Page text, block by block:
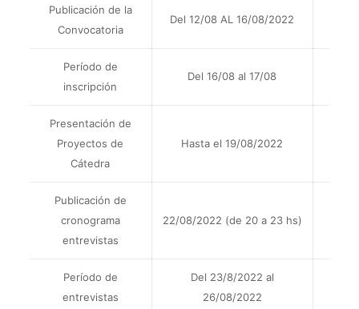
Publicación de la
Convocatoria
Del 12/08 AL 16/08/2022
Período de
inscripción
Del 16/08 al 17/08
Presentación de
Proyectos de
Cátedra
Hasta el 19/08/2022
Publicación de
cronograma
entrevistas
22/08/2022 (de 20 a 23 hs)
Período de
entrevistas
Del 23/8/2022 al
26/08/2022